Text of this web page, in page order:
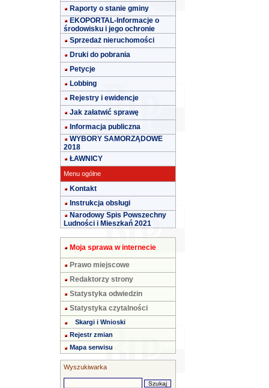
Raporty o stanie gminy
EKOPORTAL-Informacje o
środowisku i jego ochronie
Sprzedaż nieruchomości
Druki do pobrania
Petycje
Lobbing
Rejestry i ewidencje
Jak załatwić sprawę
Informacja publiczna
WYBORY SAMORZĄDOWE
2018
ŁAWNICY
Menu ogólne
Kontakt
Instrukcja obsługi
Narodowy Spis Powszechny
Ludności i Mieszkań 2021
Moja sprawa w internecie
Prawo miejscowe
Redaktorzy strony
Statystyka odwiedzin
Statystyka czytalności
Skargi i Wnioski
Rejestr zmian
Mapa serwisu
Wyszukiwarka